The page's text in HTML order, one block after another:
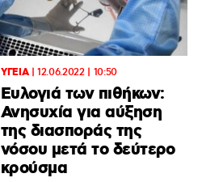
ΥΓΕΙΑ|12.06.2022 | 10:50
Ευλογιά των πιθήκων:
Ανησυχία για αύξηση
της διασποράς της
νόσου μετά το δεύτερο
κρούσμα